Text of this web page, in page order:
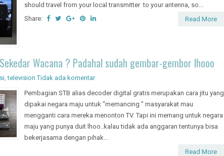
should travel from your local transmitter to your antenna, so...
Share:
Read More
Wacana ? Padahal sudah gembar-gembor lhooo
,television Tidak ada komentar
Pembagian STB alias decoder digital gratis merupakan cara jitu yang
dipakai negara maju untuk "memancing " masyarakat mau
mengganti cara mereka menonton TV. Tapi ini memang untuk negara
maju yang punya duit lhoo..kalau tidak ada anggaran tentunya bisa
bekerjasama dengan pihak...
Read More